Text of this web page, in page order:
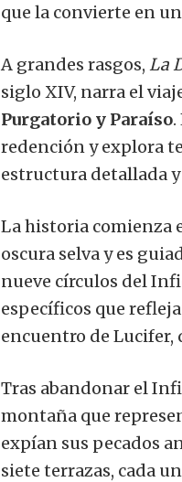
que la convierte en
A grandes rasgos, La
siglo XIV, narra el
Purgatorio y Paraíso
redención y explora
estructura detallada
La historia comienza
oscura selva y es
nueve círculos del
específicos que
encuentro de Lucifer,
Tras abandonar el
montaña que
expían sus pecados
siete terrazas, cada